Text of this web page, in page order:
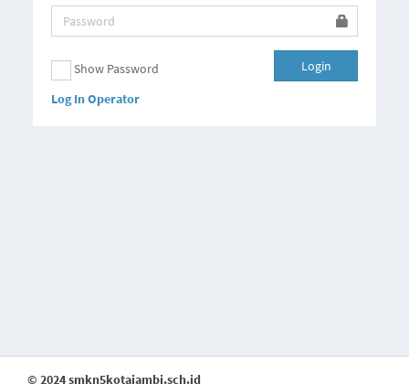
Show Password
Log In Operator
Login
© 2024 smkn5kotajambi.sch.id